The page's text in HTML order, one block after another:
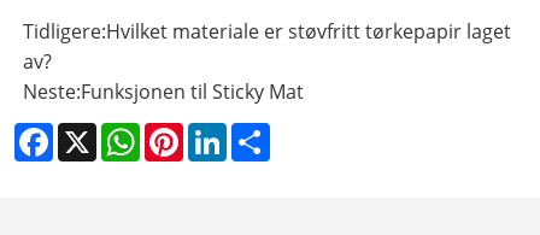
Tidligere:Hvilket materiale er støvfritt tørkepapir laget
av?
Neste:Funksjonen til Sticky Mat
Facebook
X WhatsApp
PinterestLinkedIn